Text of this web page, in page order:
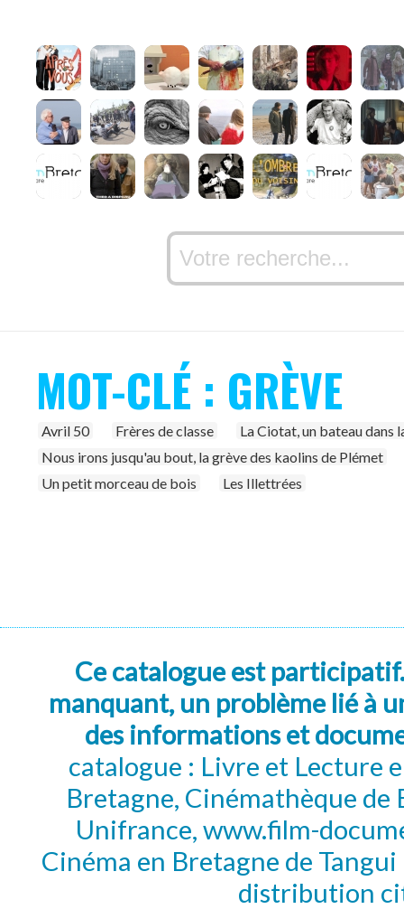
MOT-CLÉ : GRÈVE
Avril 50 Frères de classe
La Ciotat, un bateau dans
Nous irons jusqu'au bout, la grève des kaolins de Plémet
Un petit morceau de bois
Les Illettrées
Ce catalogue est
manquant, un problème lié à
des informations et
catalogue : Livre et Lecture
Bretagne, Cinémathèque de
Unifrance, www.film-
Cinéma en Bretagne de
distribution